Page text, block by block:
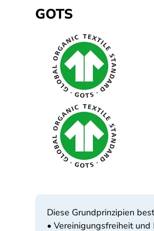
GOTS
Diese Grundprinzipien
• Vereinigungsfreiheit